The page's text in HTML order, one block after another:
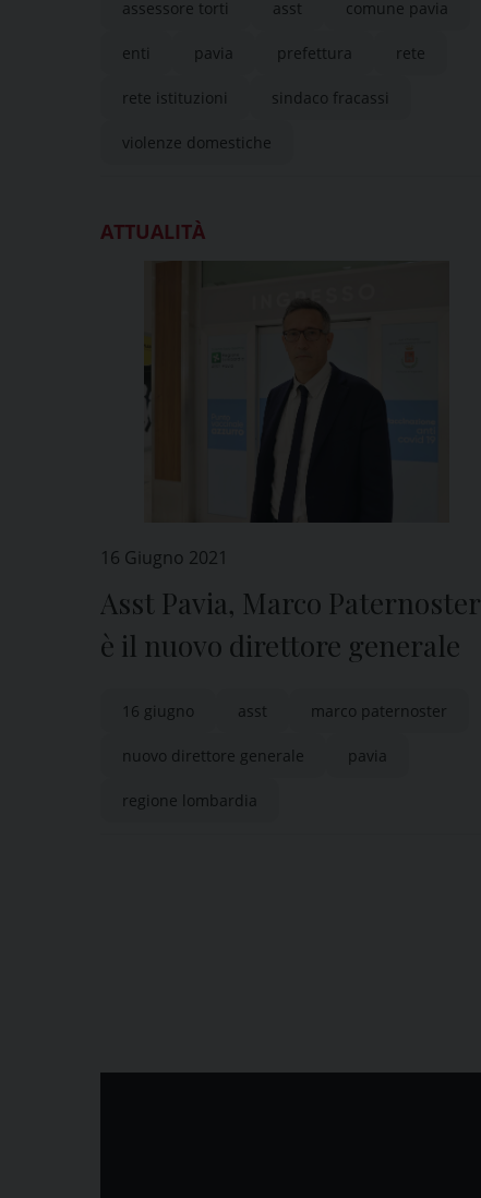
assessore torti asst comune pavia
enti pavia prefettura rete
rete istituzioni sindaco fracassi
violenze domestiche
ATTUALITÀ
16 Giugno 2021
Asst Pavia, Marco Paternoster
è il nuovo direttore generale
16 giugno asst marco paternoster
nuovo direttore generale pavia
regione lombardia